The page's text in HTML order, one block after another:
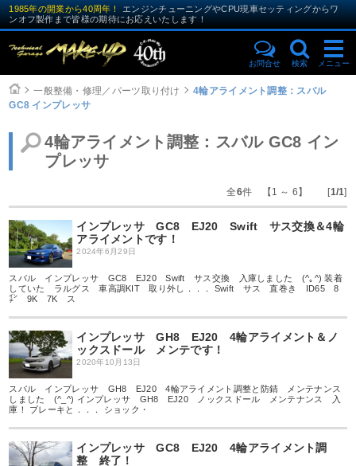
1985年の開業から40周年！
エンジンチューニングやCPU現車セッティングからワ
ンオフ製作まで皆様の期待にお応えいたします！
お問合せ 検索 メニュー
一般整備・修理／パーツ取り付け
4輪アライメント調整：スバル
GC8 インプレッサ
4輪アライメント調整：スバル GC8 イン
プレッサ
全6件 【1 ～ 6】 [1/1]
インプレッサ GC8 EJ20 Swift サス交換＆4輪
アライメントです！
2024年6月29日
スバル インプレッサ GC8 EJ20 Swift サス交換 入庫しました (^｡^) 装着
していた ラルグス 車高調KIT 取り外し．．． Swift サス 直巻き ID65 8
㌅ 9K 7K ス
インプレッサ GH8 EJ20 4輪アライメント＆ノ
ックスドール メンテです！
2020年10月13日
スバル インプレッサ GH8 EJ20 4輪アライメント調整と防錆 メンテナンス
しました (^_^) インプレッサ GH8 EJ20 ノックスドール メンテナンス 入
庫！ ブレーキと．．． ショック・
インプレッサ GC8 EJ20 4輪アライメント調
整 終了！